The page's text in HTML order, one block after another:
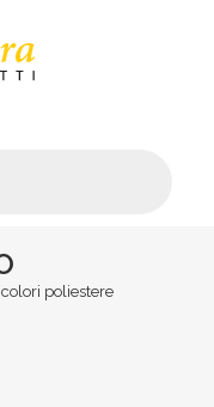
poliestere